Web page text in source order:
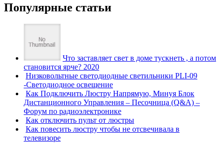
Популярные статьи
Что заставляет свет в доме тускнеть , а потом
становится ярче? 2020
Низковольтные светодиодные светильники PLI-09
-Светодиодное освещение
Как Подключить Люстру Напрямую, Минуя Блок
Дистанционного Управления – Песочница (Q&A) –
Форум по радиоэлектронике
Как отключить пульт от люстры
Как повесить люстру чтобы не отсвечивала в
телевизоре